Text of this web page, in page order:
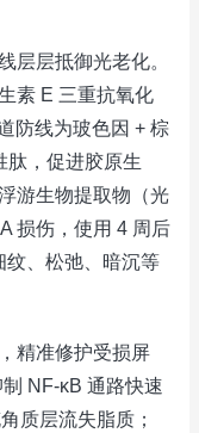
层层抵御光老化。
素 E 三重抗氧化
防线为玻色因 + 棕
肽，促进胶原生
游生物提取物（光
损伤，使用 4 周后
纹、松弛、暗沉等
，精准修护受损屏
NF-κB 通路快速
质层流失脂质；